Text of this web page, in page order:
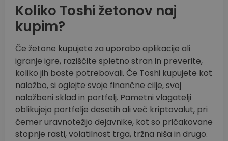
Koliko Toshi žetonov naj
kupim?
Če žetone kupujete za uporabo aplikacije ali
igranje igre, raziščite spletno stran in preverite,
koliko jih boste potrebovali. Če Toshi kupujete kot
naložbo, si oglejte svoje finančne cilje, svoj
naložbeni sklad in portfelj. Pametni vlagatelji
oblikujejo portfelje desetih ali več kriptovalut, pri
čemer uravnotežijo dejavnike, kot so pričakovane
stopnje rasti, volatilnost trga, tržna niša in drugo.